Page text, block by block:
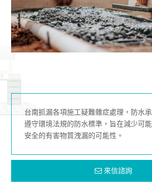
台南抓漏各項施工疑難雜症處理，防水
遵守環境法規的防水標準，旨在減少可
安全的有害物質洩漏的可能性。
來信諮詢